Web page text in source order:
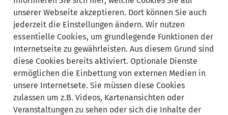
Versteigerer
unserer Webseite akzeptieren. Dort können Sie auch
jederzeit die Einstellungen ändern. Wir nutzen
essentielle Cookies, um grundlegende Funktionen der
Internetseite zu gewährleisten. Aus diesem Grund sind
diese Cookies bereits aktiviert. Optionale Dienste
ermöglichen die Einbettung von externen Medien in
unsere Internetsete. Sie müssen diese Cookies
zulassen um z.B. Videos, Kartenansichten oder
Veranstaltungen zu sehen oder sich die Inhalte der